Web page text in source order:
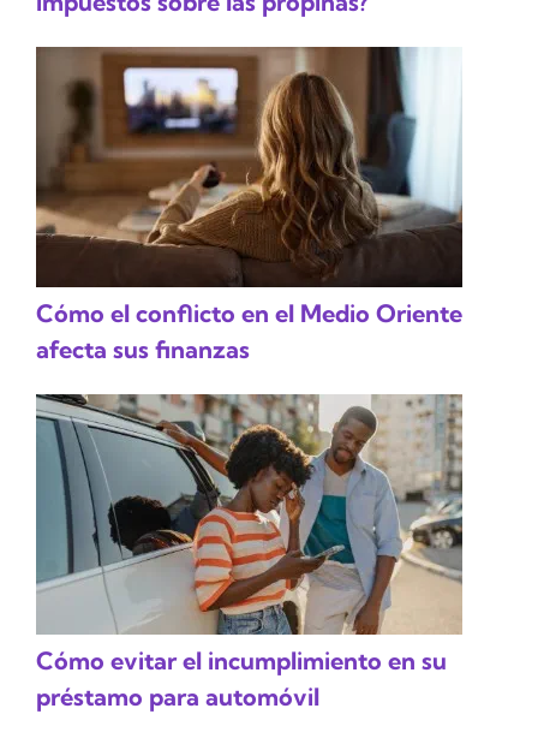
Cómo el conflicto en el Medio Oriente
afecta sus finanzas
Cómo evitar el incumplimiento en su
préstamo para automóvil